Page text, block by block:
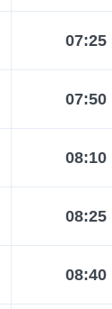
11:35
12:00
12:20
12:35
12:50
07:25
07:50
08:10
08:25
08:40